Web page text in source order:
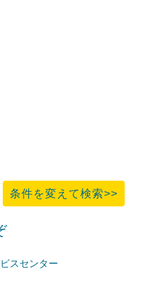
条件を変えて検索>>
スセンター